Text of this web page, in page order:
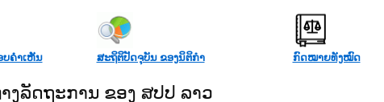
ບຄໍາເຫັນ ສະຖິຕິປັດຈຸບັນ ຂອງນິຕິກໍາ ກົດໝາຍທັງໝົດ
ລັດຖະການ ຂອງ ສປປ ລາວ